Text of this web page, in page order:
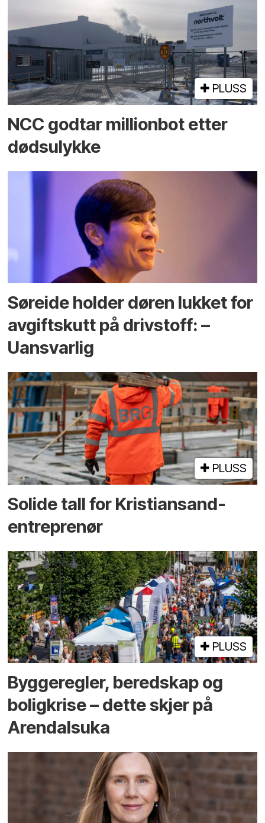
PLUSS
NCC godtar millionbot etter
dødsulykke
Søreide holder døren lukket for
avgiftskutt på drivstoff: –
Uansvarlig
PLUSS
Solide tall for Kristiansand-
entreprenør
PLUSS
Bygge­regler, beredskap og
bolig­krise – dette skjer på
Arendals­uka